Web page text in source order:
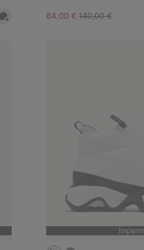
Sale price:
84,00 €Regular price:
140,00 €